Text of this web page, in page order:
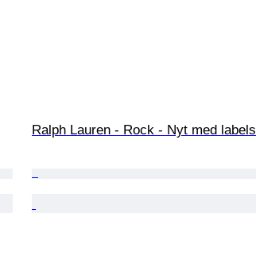
Ralph Lauren - Rock - Nyt med labels